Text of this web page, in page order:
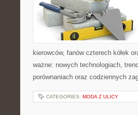
kierowców, fanów czterech kółek
ważne: nowych technologiach,
porównaniach oraz codziennych
CATEGORIES: MODA Z ULICY